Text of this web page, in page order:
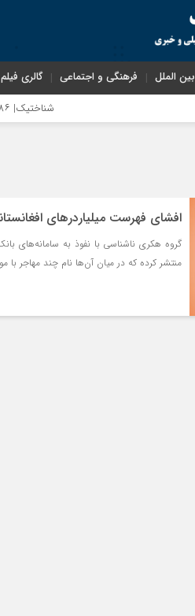
بین الملل فرهنگی و اجتماعی گالری فیلم
شناختیک| ۸۶ درصد مهاجران حامی ایران در جنگ؛ ۷۵ درصد مهاجران دولت چهاردهم را خیرخواه خود نمی‌دانند
افشای فهرست میلیاردرهای
گروه هکری ناشناسی با نفوذ به سامانه‌های
منتشر کرده که در میان آن‌ها نام چند مهاجر